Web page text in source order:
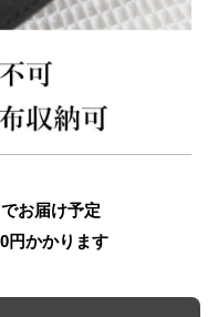
お届け予定
円かかります